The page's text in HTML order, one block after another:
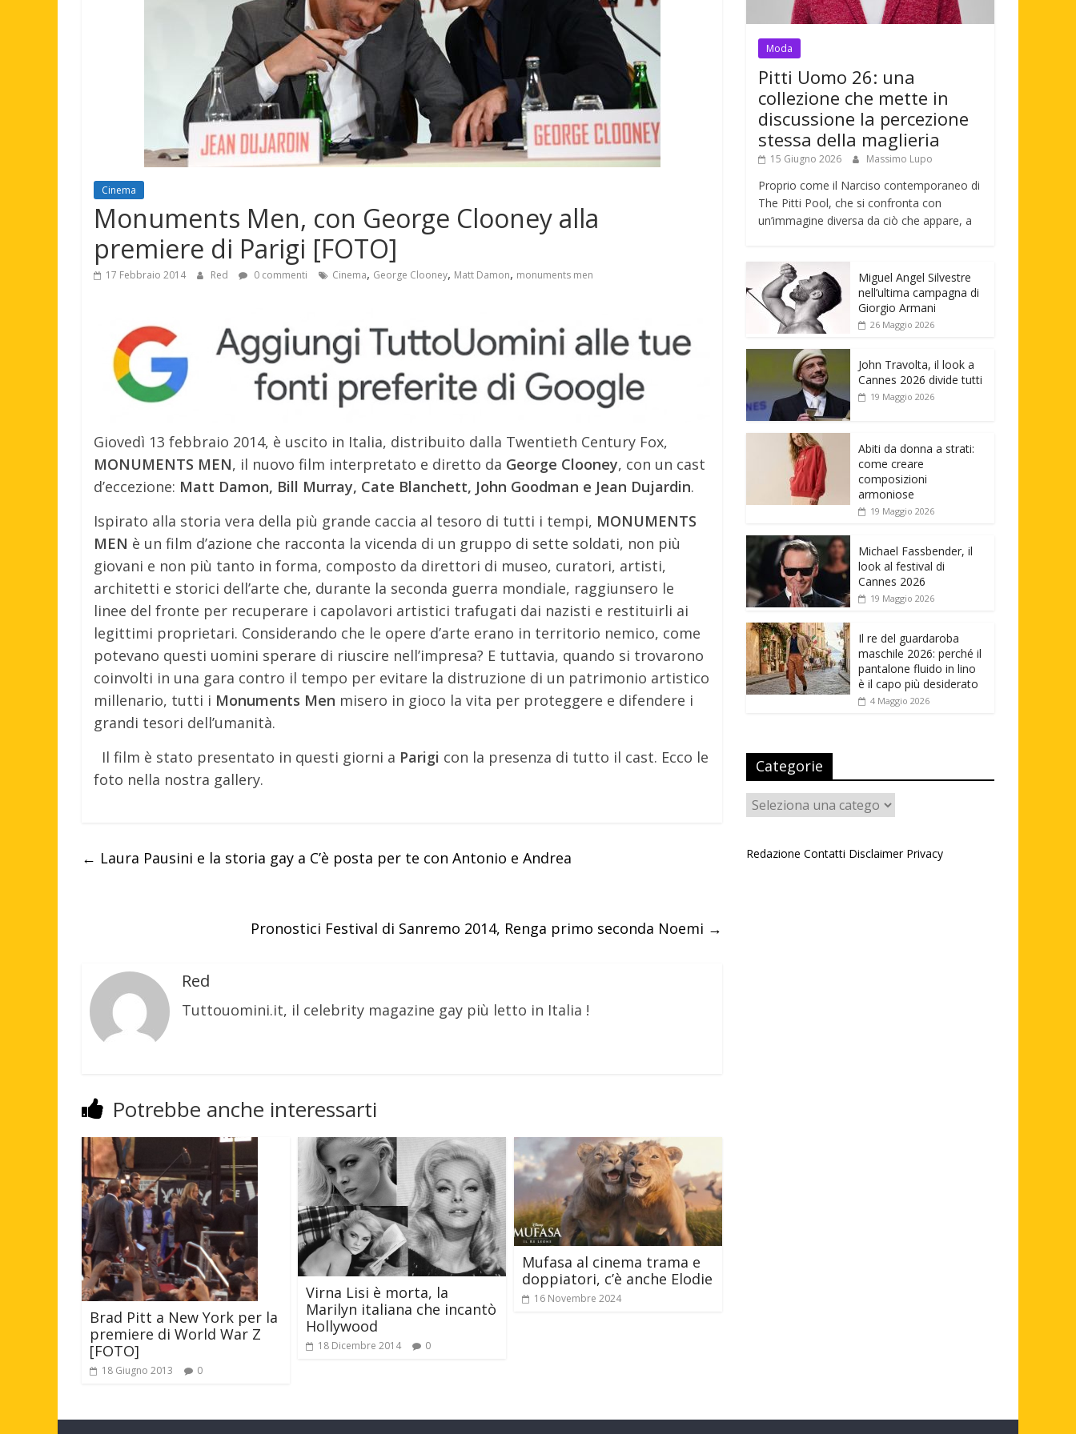
Cinema
Monuments Men, con George Clooney alla
premiere di Parigi [FOTO]
17 Febbraio 2014 Red 0 commenti Cinema, George Clooney, Matt Damon, monuments men
Giovedì 13 febbraio 2014, è uscito in Italia, distribuito dalla Twentieth Century Fox,
MONUMENTS MEN, il nuovo film interpretato e diretto da George Clooney, con un cast
d’eccezione: Matt Damon, Bill Murray, Cate Blanchett, John Goodman e Jean Dujardin.
Ispirato alla storia vera della più grande caccia al tesoro di tutti i tempi, MONUMENTS
MEN è un film d’azione che racconta la vicenda di un gruppo di sette soldati, non più
giovani e non più tanto in forma, composto da direttori di museo, curatori, artisti,
architetti e storici dell’arte che, durante la seconda guerra mondiale, raggiunsero le
linee del fronte per recuperare i capolavori artistici trafugati dai nazisti e restituirli ai
legittimi proprietari. Considerando che le opere d’arte erano in territorio nemico, come
potevano questi uomini sperare di riuscire nell’impresa? E tuttavia, quando si trovarono
coinvolti in una gara contro il tempo per evitare la distruzione di un patrimonio artistico
millenario, tutti i Monuments Men misero in gioco la vita per proteggere e difendere i
grandi tesori dell’umanità.
Il film è stato presentato in questi giorni a Parigi con la presenza di tutto il cast. Ecco le
foto nella nostra gallery.
← Laura Pausini e la storia gay a C’è posta per te con Antonio e Andrea
Pronostici Festival di Sanremo 2014, Renga primo seconda Noemi →
Red
Tuttouomini.it, il celebrity magazine gay più letto in Italia !
Potrebbe anche interessarti
Brad Pitt a New York per la
premiere di World War Z
[FOTO]
18 Giugno 2013 0
Virna Lisi è morta, la
Marilyn italiana che incantò
Hollywood
18 Dicembre 2014 0
Mufasa al cinema trama e
doppiatori, c’è anche Elodie
16 Novembre 2024
Moda
Pitti Uomo 26: una
collezione che mette in
discussione la percezione
stessa della maglieria
15 Giugno 2026 Massimo Lupo
Proprio come il Narciso contemporaneo di
The Pitti Pool, che si confronta con
un’immagine diversa da ciò che appare, a
Miguel Angel Silvestre
nell’ultima campagna di
Giorgio Armani
26 Maggio 2026
John Travolta, il look a
Cannes 2026 divide tutti
19 Maggio 2026
Abiti da donna a strati:
come creare
composizioni
armoniose
19 Maggio 2026
Michael Fassbender, il
look al festival di
Cannes 2026
19 Maggio 2026
Il re del guardaroba
maschile 2026: perché il
pantalone fluido in lino
è il capo più desiderato
4 Maggio 2026
Categorie
Categorie
Redazione Contatti Disclaimer Privacy